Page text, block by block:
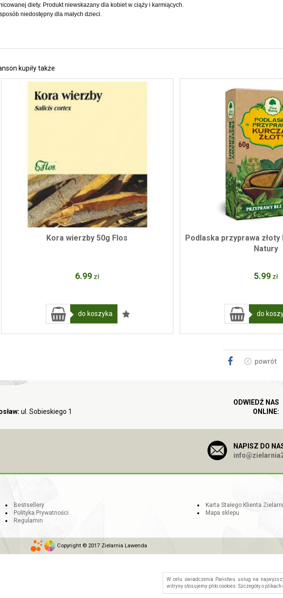
diety. Produkt niewskazany dla kobiet w ciąży i karmiących.
niedostępny dla małych dzieci.
kupiły także
Kora wierzby 50g Flos
6.99 zł
do koszyka
Podlaska przyprawa
Natury
5.99 zł
do
powrót
ul. Sobieskiego 1
ODWIEDŹ NAS
ONLINE:
NAPISZ DO
Bestsellery
Polityka Prywatności
Regulamin
Karta Stałego Klienta
Mapa sklepu
Copyright © 2017 Zielarnia Lawenda
W celu świadczenia Państwu usług na
witryny stosujemy pliki cookies. Szczegóły o plikach